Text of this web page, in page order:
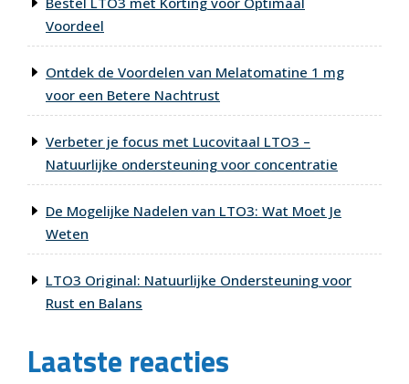
Voordeel
Ontdek de Voordelen van Melatomatine 1 mg
voor een Betere Nachtrust
Verbeter je focus met Lucovitaal LTO3 –
Natuurlijke ondersteuning voor concentratie
De Mogelijke Nadelen van LTO3: Wat Moet Je
Weten
LTO3 Original: Natuurlijke Ondersteuning voor
Rust en Balans
Laatste reacties